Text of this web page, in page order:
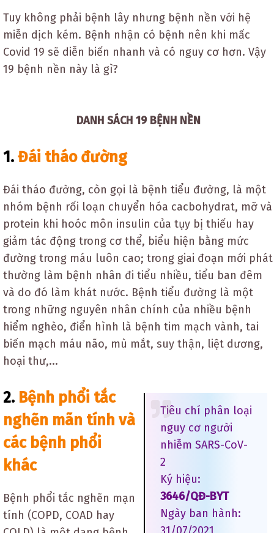
Tuy không phải bệnh lây nhưng bệnh nền với hệ
miễn dịch kém. Bệnh nhận có bệnh nên khi mấc
Covid 19 sẽ diễn biến nhanh và có nguy cơ hơn. Vậy
19 bệnh nền này là gì?
DANH SÁCH 19 BỆNH NỀN
1. Đái tháo đường
Đái tháo đường, còn gọi là bệnh tiểu đường, là một
nhóm bệnh rối loạn chuyển hóa cacbohydrat, mỡ và
protein khi hoóc môn insulin của tụy bị thiếu hay
giảm tác động trong cơ thể, biểu hiện bằng mức
đường trong máu luôn cao; trong giai đoạn mới phát
thường làm bệnh nhân đi tiểu nhiều, tiểu ban đêm
và do đó làm khát nước. Bệnh tiểu đường là một
trong những nguyên nhân chính của nhiều bệnh
hiểm nghèo, điển hình là bệnh tim mạch vành, tai
biến mạch máu não, mù mắt, suy thận, liệt dương,
hoại thư,...
Tiêu chí phân loại
nguy cơ người
nhiễm SARS-CoV-
2
Ký hiệu:
3646/QĐ-BYT
Ngày ban hành:
2. Bệnh phổi tắc
nghẽn mãn tính và
các bệnh phổi
khác
Bệnh phổi tắc nghẽn mạn
tính (COPD, COAD hay